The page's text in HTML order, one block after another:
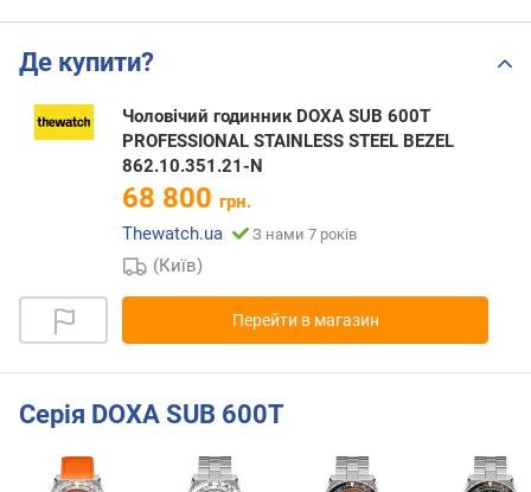
Де купити?
Чоловічий годинник DOXA SUB 600T
PROFESSIONAL STAINLESS STEEL BEZEL
862.10.351.21-N
68 800 грн.
Thewatch.ua
З нами 7 років
(Київ)
Перейти в магазин
Серія DOXA SUB 600T